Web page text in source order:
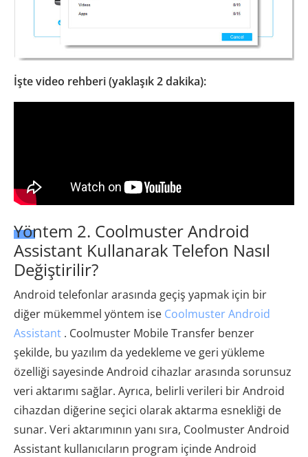
İşte video rehberi (yaklaşık 2 dakika):
Yöntem 2. Coolmuster Android
Assistant Kullanarak Telefon Nasıl
Değiştirilir?
Android telefonlar arasında geçiş yapmak için bir
diğer mükemmel yöntem ise Coolmuster Android
Assistant . Coolmuster Mobile Transfer benzer
şekilde, bu yazılım da yedekleme ve geri yükleme
özelliği sayesinde Android cihazlar arasında sorunsuz
veri aktarımı sağlar. Ayrıca, belirli verileri bir Android
cihazdan diğerine seçici olarak aktarma esnekliği de
sunar. Veri aktarımının yanı sıra, Coolmuster Android
Assistant kullanıcıların program içinde Android